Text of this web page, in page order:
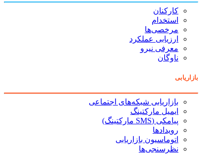
کارکنان
استخدام
مرخصی‌ها
ارزیابی عملکرد
معرفی نیرو
ناوگان
بازاریابی
بازاریابی شبکه‌های اجتماعی
ایمیل مارکتینگ
پیامکی (SMS مارکتینگ)
رویدادها
اتوماسیون بازاریابی
نظرسنجی‌ها